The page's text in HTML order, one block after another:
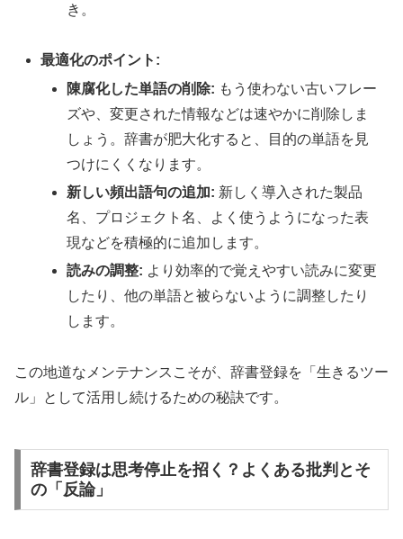
き。
最適化のポイント:
陳腐化した単語の削除: もう使わない古いフレー
ズや、変更された情報などは速やかに削除しま
しょう。辞書が肥大化すると、目的の単語を見
つけにくくなります。
新しい頻出語句の追加: 新しく導入された製品
名、プロジェクト名、よく使うようになった表
現などを積極的に追加します。
読みの調整: より効率的で覚えやすい読みに変更
したり、他の単語と被らないように調整したり
します。
この地道なメンテナンスこそが、辞書登録を「生きるツー
ル」として活用し続けるための秘訣です。
辞書登録は思考停止を招く？よくある批判とそ
の「反論」